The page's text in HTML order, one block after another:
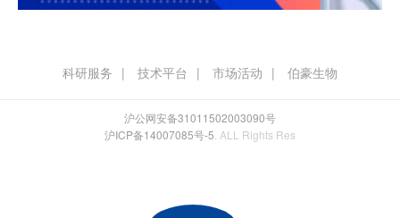
科研服务 技术平台 市场活动 伯豪生物
沪公网安备31011502003090号
沪ICP备14007085号-5 . ALL Rights Res